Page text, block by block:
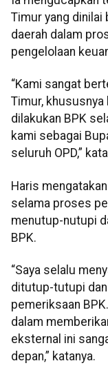
Timur yang dinilai
daerah dalam
pengelolaan
“Kami sangat
Timur, khususnya
dilakukan BPK
kami sebagai
seluruh OPD,”
Haris
selama proses
menutup-nutupi
BPK.
“Saya selalu
ditutup-tutupi
pemeriksaan
dalam
eksternal ini
depan,” katanya.